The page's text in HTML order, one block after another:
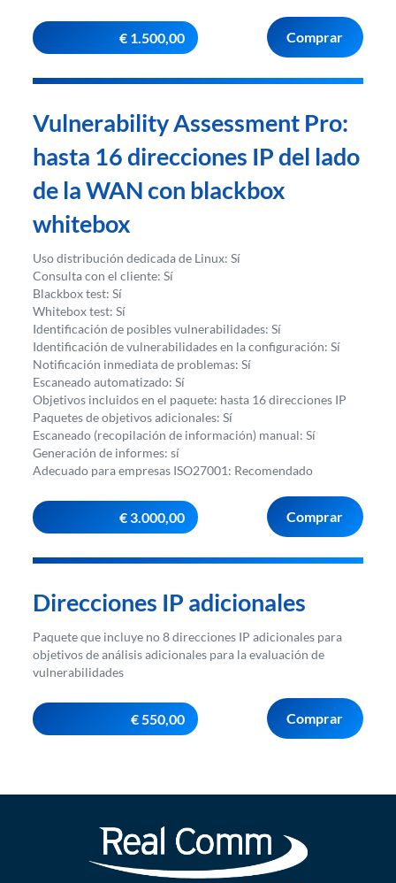
€ 1.500,00 Comprar
Vulnerability Assessment Pro:
hasta 16 direcciones IP del lado
de la WAN con blackbox
whitebox
Uso distribución dedicada de Linux: Sí
Consulta con el cliente: Sí
Blackbox test: Sí
Whitebox test: Sí
Identificación de posibles vulnerabilidades: Sí
Identificación de vulnerabilidades en la configuración: Sí
Notificación inmediata de problemas: Sí
Escaneado automatizado: Sí
Objetivos incluidos en el paquete: hasta 16 direcciones IP
Paquetes de objetivos adicionales: Sí
Escaneado (recopilación de información) manual: Sí
Generación de informes: sí
Adecuado para empresas ISO27001: Recomendado
€ 3.000,00 Comprar
Direcciones IP adicionales
Paquete que incluye no 8 direcciones IP adicionales para
objetivos de análisis adicionales para la evaluación de
vulnerabilidades
€ 550,00 Comprar